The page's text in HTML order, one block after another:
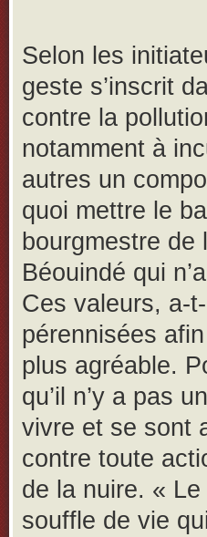
Selon les
geste s’inscrit
contre la
notamment à
autres un
quoi mettre le
bourgmestre de
Béouindé qui
Ces valeurs, a-
pérennisées
plus agréable.
qu’il n’y a pas
vivre et se sont
contre toute
de la nuire. «
souffle de vie